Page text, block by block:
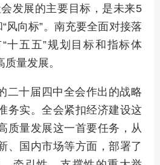
发展的主要目标，是未来5
风向标”。南充要全面对接落
十五五”规划目标和指标体
量发展。
二十届四中全会作出的战略
务实。全会紧扣经济建设这
质量发展这一首要任务，从
、国内市场等方面，部署了